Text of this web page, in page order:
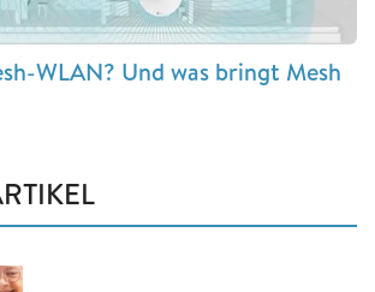
WLAN? Und was bringt Mesh